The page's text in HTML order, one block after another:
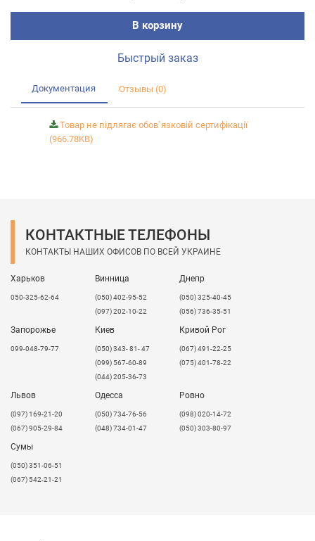
В корзину
Быстрый заказ
Документация Отзывы (0)
Товар не підлягає обов`язковій сертифікації
(966.78KB)
КОНТАКТНЫЕ ТЕЛЕФОНЫ
КОНТАКТЫ НАШИХ ОФИСОВ ПО ВСЕЙ УКРАИНЕ
Харьков
050-325-62-64
Винница
(050) 402-95-52
(097) 202-10-22
Днепр
(050) 325-40-45
(056) 736-35-51
Запорожье
099-048-79-77
Киев
(050) 343- 81- 47
(099) 567-60-89
(044) 205-36-73
Кривой Рог
(067) 491-22-25
(075) 401-78-22
Львов
​(097) 169-21-20
(067) 905-29-84
Одесса
(050) 734-76-56
(048) 734-01-47
Ровно
(098) 020-14-72
(050) 303-80-97
Сумы
(050) 351-06-51
(067) 542-21-21